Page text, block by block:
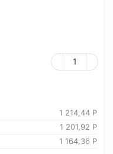
1 214,44 Р
1 201,92 Р
1 164,36 Р